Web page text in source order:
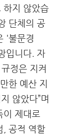
하지 않았습
단체의 공
'불문경
입니다. 자
정은 지켜
한 예산 지
않았다”며
이 제대로
, 공적 역할